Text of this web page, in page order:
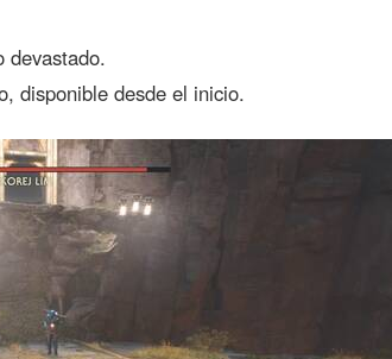
devastado.
disponible desde el inicio.